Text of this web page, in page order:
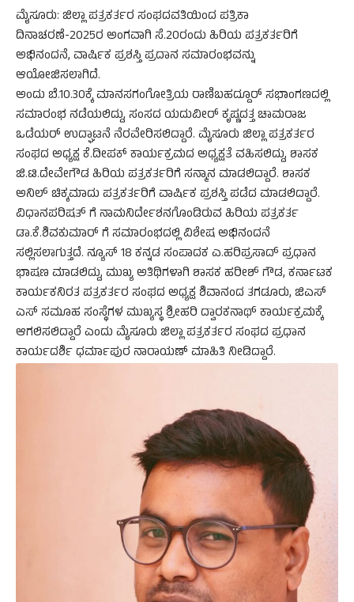
ಮೈಸೂರು: ಜಿಲ್ಲಾ ಪತ್ರಕರ್ತರ ಸಂಘದವತಿಯಿಂದ ಪತ್ರಿಕಾ
ದಿನಾಚರಣೆ-2025ರ ಅಂಗವಾಗಿ ಸೆ.20ರಂದು ಹಿರಿಯ ಪತ್ರಕರ್ತರಿಗೆ
ಅಭಿನಂದನೆ, ವಾರ್ಷಿಕ ಪ್ರಶಸ್ತಿ ಪ್ರದಾನ ಸಮಾರಂಭವನ್ನು
ಆಯೋಜಿಸಲಾಗಿದೆ.
ಅಂದು ಬೆ.10.30ಕ್ಕೆ ಮಾನಸಗಂಗೋತ್ರಿಯ ರಾಣಿಬಹದ್ದೂರ್ ಸಭಾಂಗಣದಲ್ಲಿ
ಸಮಾರಂಭ ನಡೆಯಲಿದ್ದು, ಸಂಸದ ಯದುವೀರ್ ಕೃಷ್ಣದತ್ತ ಚಾಮರಾಜ
ಒಡೆಯರ್ ಉದ್ಘಾಟನೆ ನೆರವೇರಿಸಲಿದ್ದಾರೆ. ಮೈಸೂರು ಜಿಲ್ಲಾ ಪತ್ರಕರ್ತರ
ಸಂಘದ ಅಧ್ಯಕ್ಷ ಕೆ.ದೀಪಕ್ ಕಾರ್ಯಕ್ರಮದ ಅಧ್ಯಕ್ಷತೆ ವಹಿಸಲಿದ್ದು, ಶಾಸಕ
ಜಿ.ಟಿ.ದೇವೇಗೌಡ ಹಿರಿಯ ಪತ್ರಕರ್ತರಿಗೆ ಸನ್ಮಾನ ಮಾಡಲಿದ್ದಾರೆ. ಶಾಸಕ
ಅನಿಲ್ ಚಿಕ್ಕಮಾದು ಪತ್ರಕರ್ತರಿಗೆ ವಾರ್ಷಿಕ ಪ್ರಶಸ್ತಿ ಪಡೆದ ಮಾಡಲಿದ್ದಾರೆ.
ವಿಧಾನಪರಿಷತ್ ಗೆ ನಾಮನಿರ್ದೇಶನಗೊಂಡಿರುವ ಹಿರಿಯ ಪತ್ರಕರ್ತ
ಡಾ.ಕೆ.ಶಿವಕುಮಾರ್ ಗೆ ಸಮಾರಂಭದಲ್ಲಿ ವಿಶೇಷ ಅಭಿನಂದನೆ
ಸಲ್ಲಿಸಲಾಗುತ್ತದೆ. ನ್ಯೂಸ್ 18 ಕನ್ನಡ ಸಂಪಾದಕ ಎ.ಹರಿಪ್ರಸಾದ್ ಪ್ರಧಾನ
ಭಾಷಣ ಮಾಡಲಿದ್ದು, ಮುಖ್ಯ ಅತಿಥಿಗಳಾಗಿ ಶಾಸಕ ಹರೀಶ್ ಗೌಡ, ಕರ್ನಾಟಕ
ಕಾರ್ಯಕನಿರತ ಪತ್ರಕರ್ತರ ಸಂಘದ ಅಧ್ಯಕ್ಷ ಶಿವಾನಂದ ತಗಡೂರು, ಜಿಎಸ್
ಎಸ್ ಸಮೂಹ ಸಂಸ್ಥೆಗಳ ಮುಖ್ಯಸ್ಥ ಶ್ರೀಹರಿ ದ್ವಾರಕನಾಥ್ ಕಾರ್ಯಕ್ರಮಕ್ಕೆ
ಆಗಲಿಸಲಿದ್ದಾರೆ ಎಂದು ಮೈಸೂರು ಜಿಲ್ಲಾ ಪತ್ರಕರ್ತರ ಸಂಘದ ಪ್ರಧಾನ
ಕಾರ್ಯದರ್ಶಿ ಧರ್ಮಾಪುರ ನಾರಾಯಣ್ ಮಾಹಿತಿ ನೀಡಿದ್ದಾರೆ.